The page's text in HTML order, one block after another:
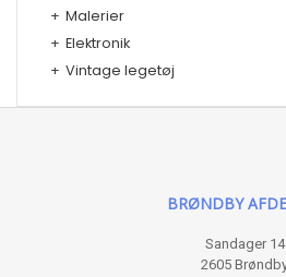
+ Malerier
+ Elektronik
+ Vintage legetøj
BRØNDBY
Sandager 14
2605